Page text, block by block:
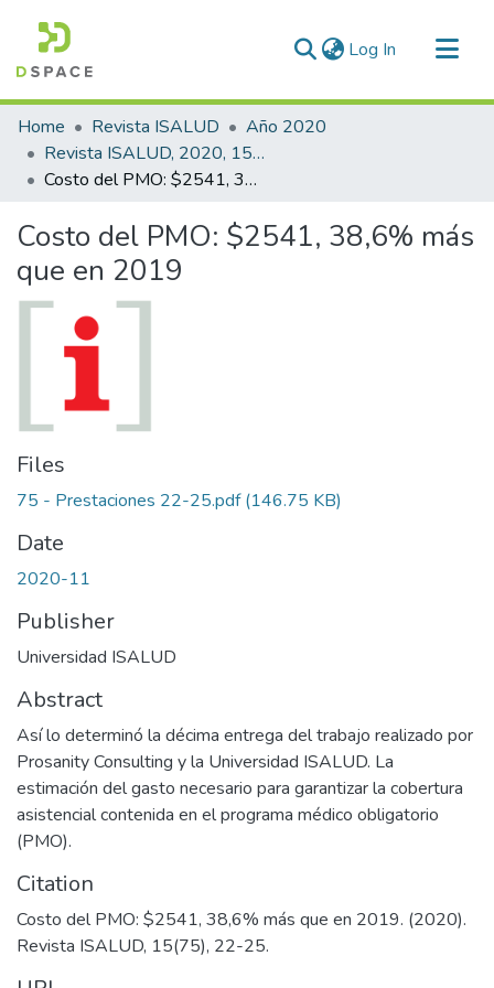
Log In (current)
Communities & Collections
All of DSpace
Statistics
Home Revista ISALUD
Año 2020
Revista ISALUD, 2020, 15(75)
Costo del PMO: $2541, 38,6% más que en 2019
Costo del PMO: $2541, 38,6% más
que en 2019
Files
75 - Prestaciones 22-25.pdf(146.75 KB)
Date
2020-11
Publisher
Universidad ISALUD
Abstract
Así lo determinó la décima entrega del trabajo realizado por
Prosanity Consulting y la Universidad ISALUD. La
estimación del gasto necesario para garantizar la cobertura
asistencial contenida en el programa médico obligatorio
(PMO).
Citation
Costo del PMO: $2541, 38,6% más que en 2019. (2020).
Revista ISALUD, 15(75), 22-25.